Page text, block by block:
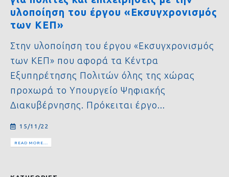
υλοποίηση του έργου «Εκσυγχρονισμός
των ΚΕΠ»
Στην υλοποίηση του έργου «Εκσυγχρονισμός
των ΚΕΠ» που αφορά τα Κέντρα
Εξυπηρέτησης Πολιτών όλης της χώρας
προχωρά το Υπουργείο Ψηφιακής
Διακυβέρνησης. Πρόκειται έργο...
15/11/22
READ MORE...